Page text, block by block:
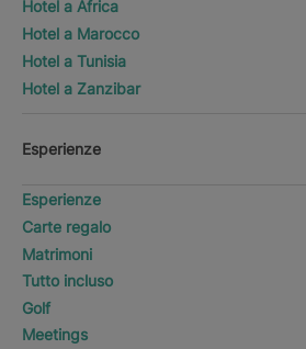
Hotel a Africa
Hotel a Marocco
Hotel a Tunisia
Hotel a Zanzibar
Esperienze
Esperienze
Carte regalo
Matrimoni
Tutto incluso
Golf
Meetings